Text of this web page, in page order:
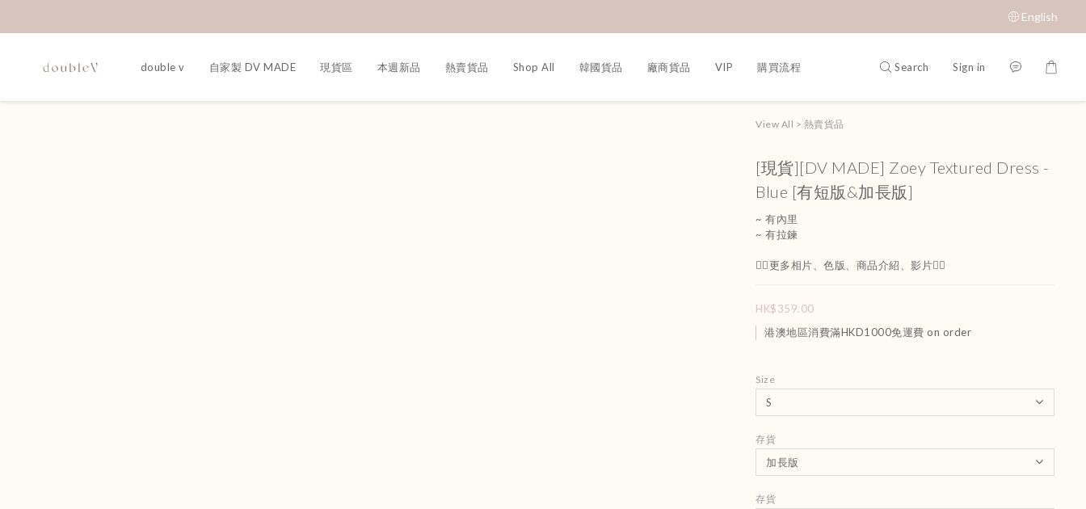
English
double v 自家製 DV MADE 現貨區 本週新品 熱賣貨品 Shop All 韓國貨品 廠商貨品 VIP 購買流程 Search Sign in
View All > 熱賣貨品
[現貨][DV MADE] Zoey Textured Dress -
Blue [有短版&加長版]
~ 有內里
~ 有拉鍊
👇🏻更多相片、色版、商品介紹、影片👇🏻
HK$359.00
港澳地區消費滿HKD1000免運費 on order
Size
存貨
存貨